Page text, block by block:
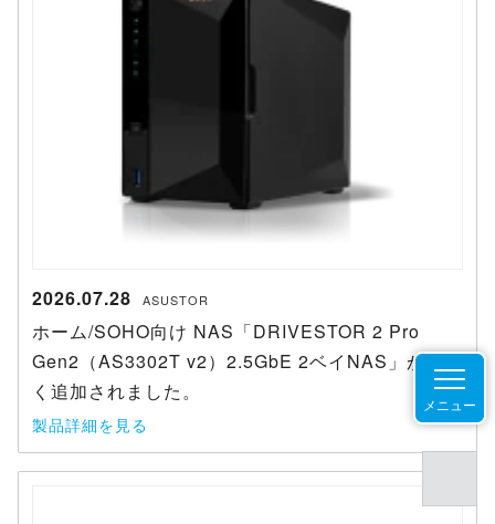
メニュー
2026.07.28 ASUSTOR
ホーム/SOHO向け NAS「DRIVESTOR 2 Pro
Gen2（AS3302T v2）2.5GbE 2ベイNAS」が新し
く追加されました。
製品詳細を見る